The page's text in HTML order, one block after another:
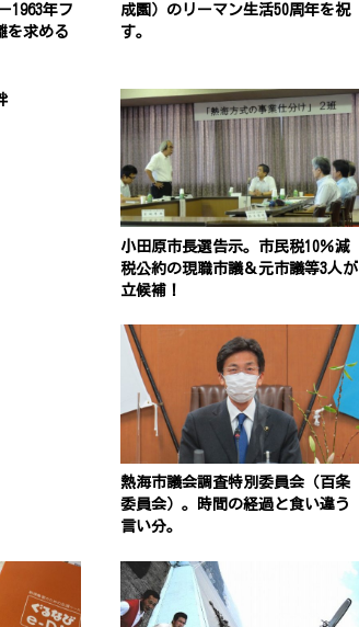
年フ
を求める
成園）のリーマン生活50周年を祝
す。
小田原市長選告示。市民税10％減
税公約の現職市議＆元市議等3人が
立候補！
熱海市議会調査特別委員会（百条
委員会）。時間の経過と食い違う
言い分。